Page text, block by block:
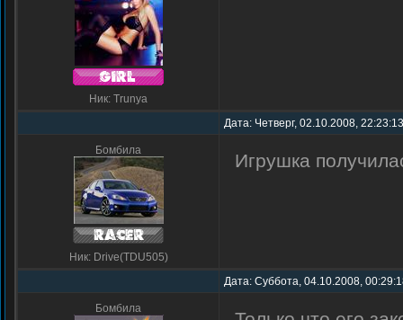
Ник: Trunya
Дата: Четверг, 02.10.2008,
Бомбила
Ник: Drive(TDU505)
Игрушка
Дата: Суббота, 04.10.2008,
Бомбила